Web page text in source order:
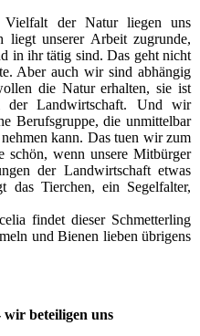
Vielfalt der Natur liegen uns
liegt unserer Arbeit zugrunde,
in ihr tätig sind. Das geht nicht
Aber auch wir sind abhängig
die Natur erhalten, sie ist
der Landwirtschaft. Und wir
Berufsgruppe, die unmittelbar
kann. Das tuen wir zum
schön, wenn unsere Mitbürger
der Landwirtschaft etwas
das Tierchen, ein Segelfalter,
findet dieser Schmetterling
und Bienen lieben übrigens
beteiligen uns